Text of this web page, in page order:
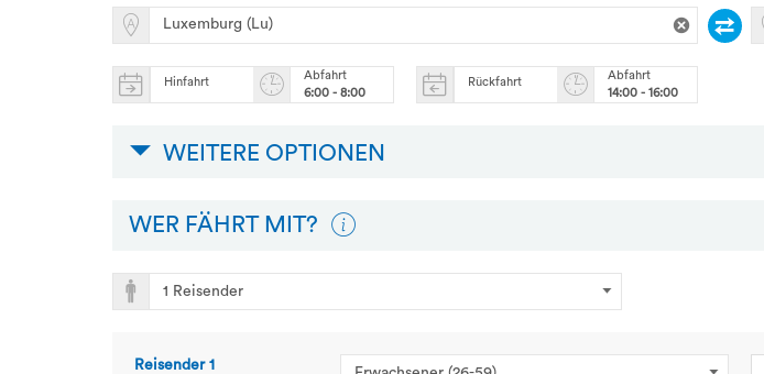
Hinfahrt
Abfahrt
6:00 - 8:00
Rückfahrt
Abfahrt
14:00 - 16:00
WEITERE OPTIONEN
WER FÄHRT MIT?
Reisender 1